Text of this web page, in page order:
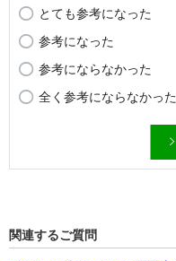
とても参考になった
参考になった
参考にならなかった
全く参考にならなかった
関連するご質問